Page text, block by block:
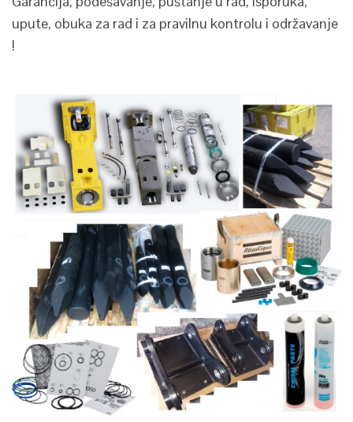
upute, obuka za rad i za pravilnu kontrolu i održavanje
!